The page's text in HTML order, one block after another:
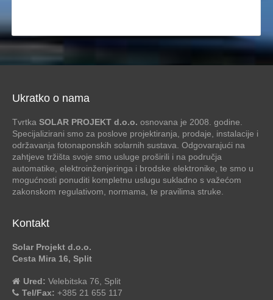
Ukratko o nama
Tvrtka SOLAR PROJEKT d.o.o. osnovana je 2008. godine.
Specijalizirani smo za poslove projektiranja, prodaje, instalacije i
održavanja fotonaponskih solarnih sustava. Odgovarajući na
zahtjeve tržišta svoje smo usluge proširili i na područja
automatike, elektroinženjeringa i brodske elektronike, te smo u
mogućnosti ponuditi kompletnu uslugu sukladno s važećom
zakonskom regulativom, normama, te pravilima struke.
Kontakt
Solar Projekt d.o.o.
Cesta Mira 16, Split
Ured: Velebitska 76, Split
Tel/Fax: +385 21 655 117